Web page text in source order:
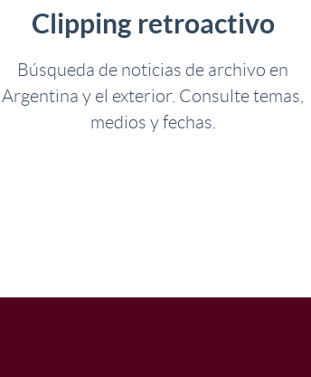
Clipping retroactivo
Búsqueda de noticias de archivo en
Argentina y el exterior. Consulte temas,
medios y fechas.